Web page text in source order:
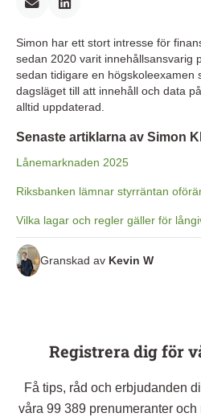
Simon har ett stort intresse för
sedan 2020 varit innehållsansvarig
sedan tidigare en högskoleexamen
dagsläget till att innehåll och data
alltid uppdaterad.
Senaste artiklarna av Simon
Lånemarknaden 2025
Riksbanken lämnar styrräntan
Vilka lagar och regler gäller för
Granskad av Kevin W
Registrera dig för
Få tips, råd och erbjudanden
våra 99 389 prenumeranter